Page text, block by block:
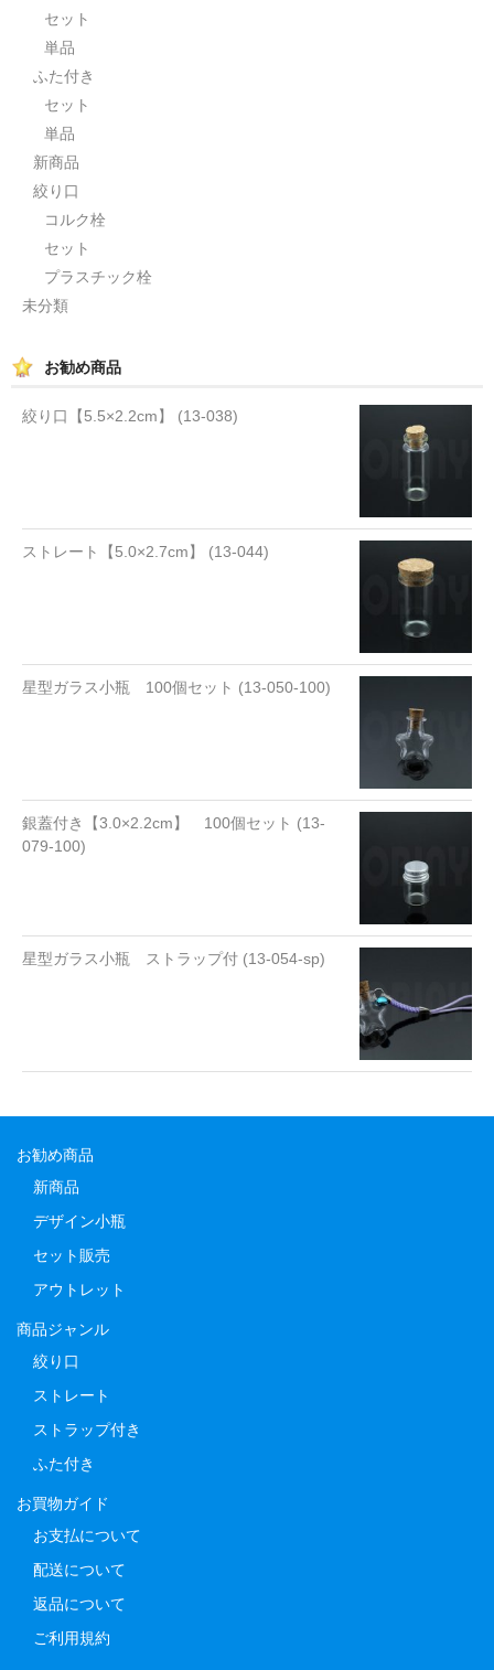
セット
単品
ふた付き
セット
単品
新商品
絞り口
コルク栓
セット
プラスチック栓
未分類
お勧め商品
絞り口【5.5×2.2cm】 (13-038)
ストレート【5.0×2.7cm】 (13-044)
星型ガラス小瓶 100個セット (13-050-100)
銀蓋付き【3.0×2.2cm】 100個セット (13-
079-100)
星型ガラス小瓶 ストラップ付 (13-054-sp)
お勧め商品
新商品
デザイン小瓶
セット販売
アウトレット
商品ジャンル
絞り口
ストレート
ストラップ付き
ふた付き
お買物ガイド
お支払について
配送について
返品について
ご利用規約